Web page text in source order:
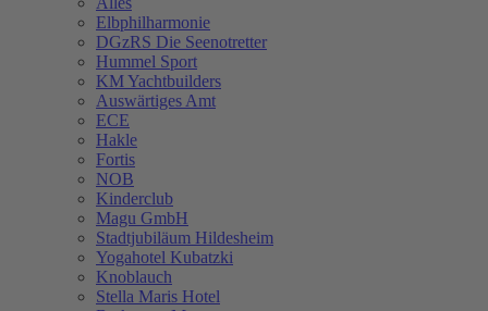
Elbphilharmonie
DGzRS Die Seenotretter
Hummel Sport
KM Yachtbuilders
Auswärtiges Amt
ECE
Hakle
Fortis
NOB
Kinderclub
Magu GmbH
Stadtjubiläum Hildesheim
Yogahotel Kubatzki
Knoblauch
Stella Maris Hotel